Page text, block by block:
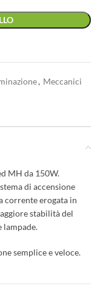
, Meccanici
MH da 150W.
di accensione
corrente erogata in
stabilità del
lampade.
semplice e veloce.